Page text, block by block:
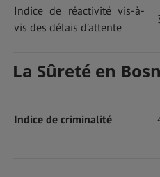
Indice de réactivité vis-à-
vis des délais d’attente
La Sûreté en
Indice de criminalité